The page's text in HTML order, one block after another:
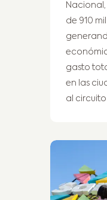
Nacional,
de 910
gasto
en las
al circuito